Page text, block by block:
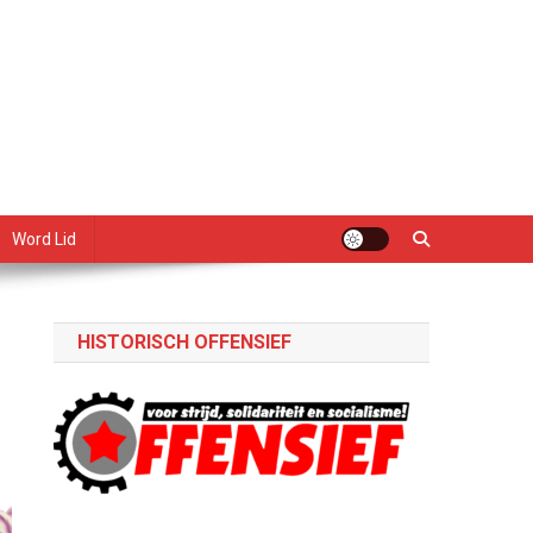
Word Lid
HISTORISCH OFFENSIEF